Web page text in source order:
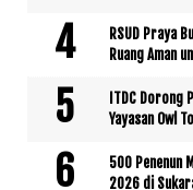
RSUD Praya
Ruang Aman
ITDC Dorong
Yayasan Owl
500 Penenun
2026 di